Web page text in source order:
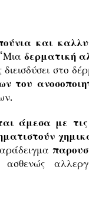
και
δερματική
στο
του
άμεσα με